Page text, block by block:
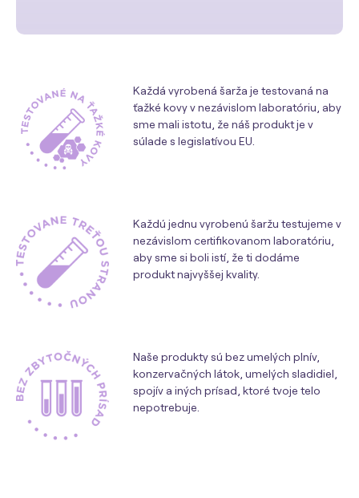
Každá vyrobená šarža je testovaná na
ťažké kovy v nezávislom laboratóriu, aby
sme mali istotu, že náš produkt je v
súlade s legislatívou EU.
Každú jednu vyrobenú šaržu testujeme v
nezávislom certifikovanom laboratóriu,
aby sme si boli istí, že ti dodáme
produkt najvyššej kvality.
Naše produkty sú bez umelých plnív,
konzervačných látok, umelých sladidiel,
spojív a iných prísad, ktoré tvoje telo
nepotrebuje.